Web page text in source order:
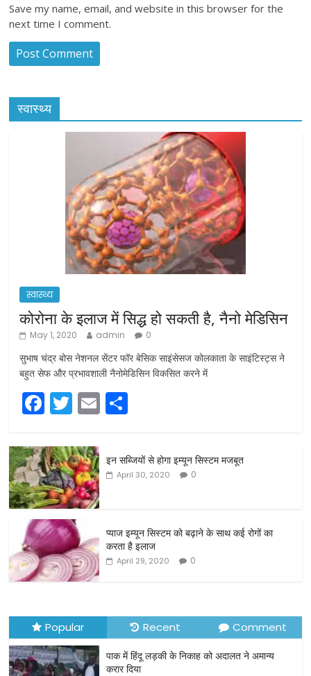
Save my name, email, and website in this browser for the
next time I comment.
स्वास्थ्य
स्वास्थ्य
कोरोना के इलाज में सिद्ध हो सकती है, नैनो मेडिसिन
May 1, 2020 admin 0
सुभाष चंद्र बोस नेशनल सेंटर फॉर बेसिक साइंसेसज कोलकाता के साइंटिस्ट्स ने
बहुत सेफ और प्रभावशाली नैनोमेडिसिन विकसित करने में
F
a
c
e
b
o
o
k
T
w
itt
er
E
m
ar
e
इन सब्जियों से होगा इम्यून सिस्टम मजबूत
April 30, 2020 0
प्याज इम्यून सिस्टम को बढ़ाने के साथ कई रोगों का
करता है इलाज
April 29, 2020 0
Popular Recent Comment
पाक में हिंदू लड़की के निकाह को अदालत ने अमान्य
करार दिया